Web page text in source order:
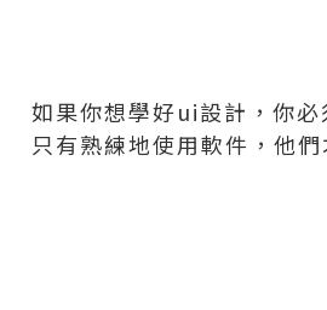
如果你想學好ui設計，你
只有熟練地使用軟件，他